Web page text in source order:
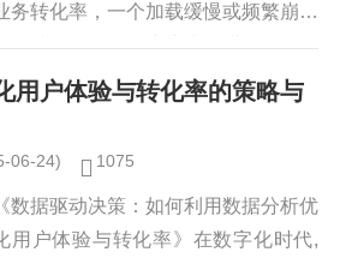
务转化率，一个加载缓慢或频繁崩溃
网站可能导致用户流失，进而影响企
的收入和品牌声誉，采用有效的网站
用户体验与转化率的策略与
06-24) 1075
《数据驱动决策：如何利用数据分析优
用户体验与转化率》在数字化时代,